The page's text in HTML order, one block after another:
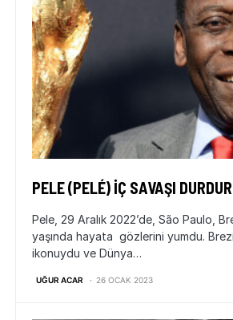
PELE (PELÉ) İÇ SAVAŞI
Pele, 29 Aralık 2022’de, São Paulo,
yaşında hayata gözlerini yumdu.
ikonuydu ve Dünya…
UĞUR ACAR 26 OCAK 2023